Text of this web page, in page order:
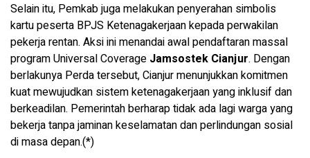
Selain itu, Pemkab juga melakukan penyerahan simbolis
kartu peserta BPJS Ketenagakerjaan kepada perwakilan
pekerja rentan. Aksi ini menandai awal pendaftaran massal
program Universal Coverage Jamsostek Cianjur. Dengan
berlakunya Perda tersebut, Cianjur menunjukkan komitmen
kuat mewujudkan sistem ketenagakerjaan yang inklusif dan
berkeadilan. Pemerintah berharap tidak ada lagi warga yang
bekerja tanpa jaminan keselamatan dan perlindungan sosial
di masa depan.(*)